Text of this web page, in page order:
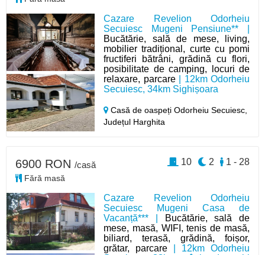
Cazare Revelion Odorheiu
Secuiesc Mugeni Pensiune** |
Bucătărie, sală de mese, living,
mobilier tradițional, curte cu pomi
fructiferi bătrâni, grădină cu flori,
posibilitate de camping, locuri de
relaxare, parcare| 12km Odorheiu
Secuiesc, 34km Sighișoara
Casă de oaspeți Odorheiu Secuiesc,
Județul Harghita
Cazare Revelion Odorheiu
Secuiesc Mugeni Casa de
Vacanță*** |
Bucătărie, sală de
mese, masă, WIFI, tenis de masă,
biliard, terasă, grădină, foișor,
grătar, parcare | 12km Odorheiu
6900 RON /casă
Fără masă
1 - 28
2
10